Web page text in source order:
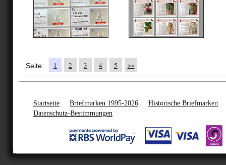
Seite: 1 2 3 4 5 >>
Startseite Briefmarken 1995-2026
Historische Briefmarken
Datenschutz-Bestimmungen